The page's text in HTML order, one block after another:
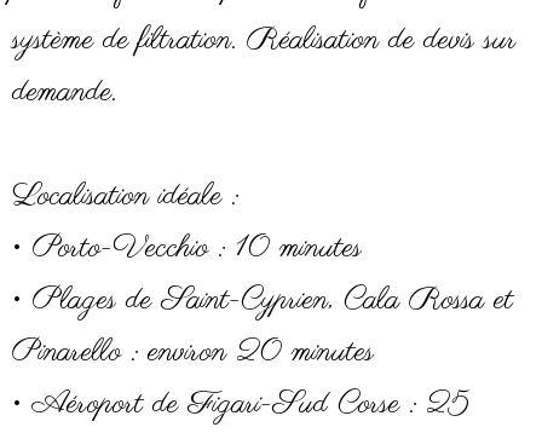
système de filtration. Réalisation de devis sur
demande.
Localisation idéale :
• Porto-Vecchio : 10 minutes
• Plages de Saint-Cyprien, Cala Rossa et
Pinarello : environ 20 minutes
• Aéroport de Figari-Sud Corse : 25